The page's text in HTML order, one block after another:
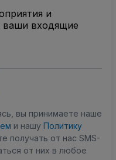
и
ваши входящие
вы принимаете наше
и нашу Политику
получать от нас SMS-
от них в любое